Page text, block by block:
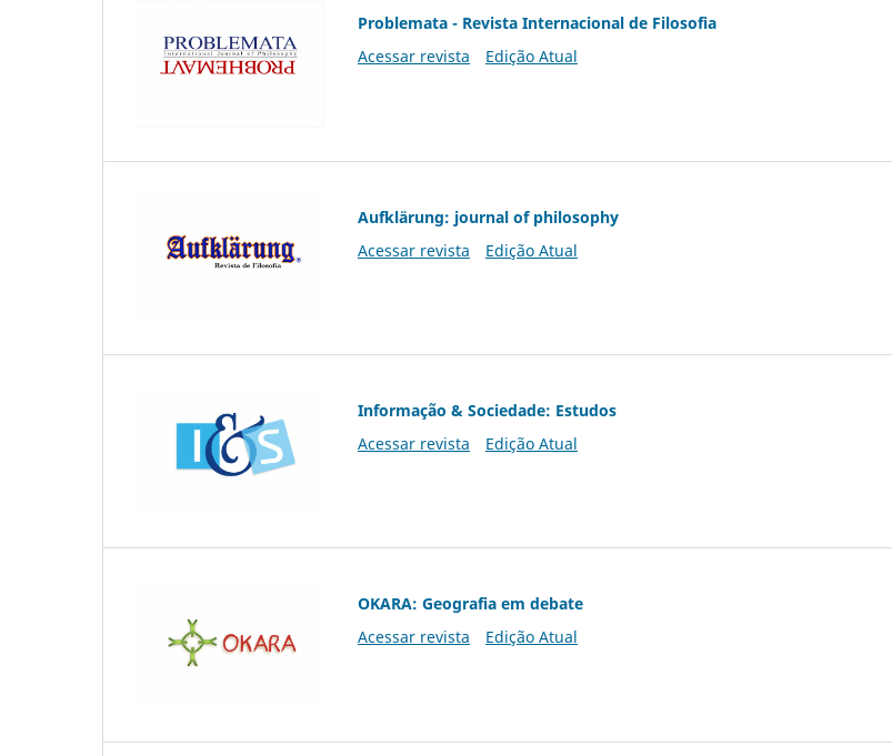
Problemata - Revista Internacional de Filosofia
Acessar revista
Edição Atual
Aufklärung: journal of philosophy
Acessar revista
Edição Atual
Informação & Sociedade: Estudos
Acessar revista
Edição Atual
OKARA: Geografia em debate
Acessar revista
Edição Atual